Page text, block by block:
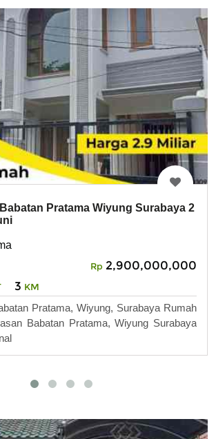
Pratama Wiyung Surabaya 2
Rp 2,900,000,000
3 KM
Pratama, Wiyung, Surabaya Rumah
Babatan Pratama, Wiyung Surabaya